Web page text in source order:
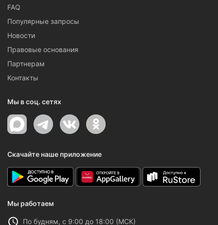
FAQ
Популярные запросы
Новости
Правовые основания
Партнерам
Контакты
Мы в соц. сетях
Скачайте наше приложение
Мы работаем
По будням, с 9:00 до 18:00 (МСК)